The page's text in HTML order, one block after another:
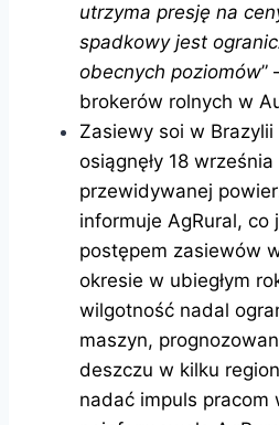
utrzyma presję na
spadkowy jest
obecnych poziomów”
brokerów rolnych w
Zasiewy soi w
osiągnęły 18
przewidywanej
informuje AgRural, co
postępem zasiewów
okresie w ubiegłym
wilgotność nadal
maszyn,
deszczu w kilku
nadać impuls pracom